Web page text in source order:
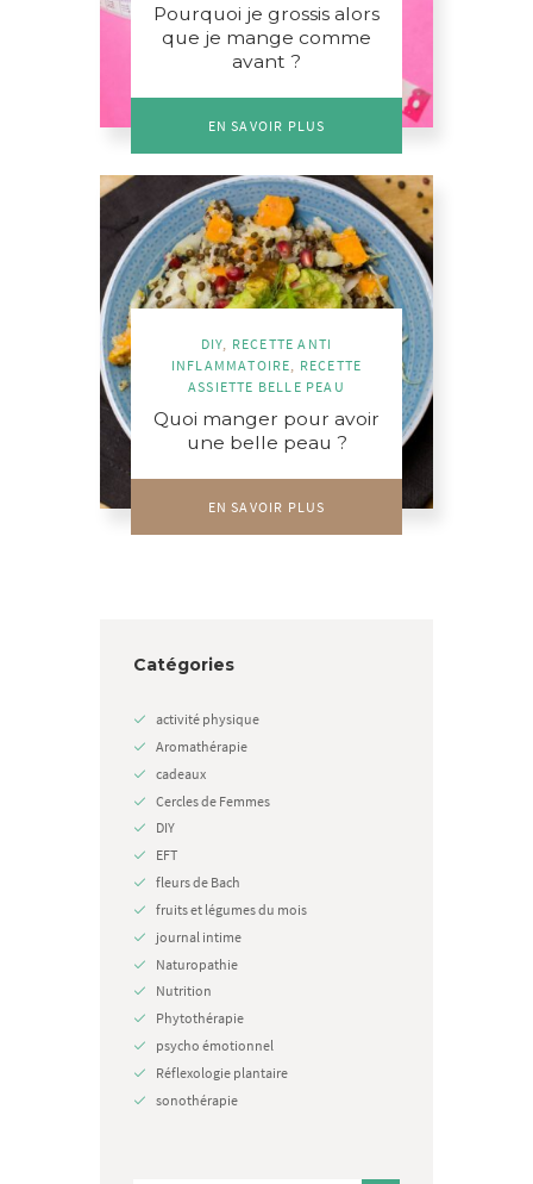
Pourquoi je grossis alors
que je mange comme
avant ?
EN SAVOIR PLUS
DIY RECETTE ANTI
INFLAMMATOIRE
RECETTE
ASSIETTE BELLE PEAU
Quoi manger pour avoir
une belle peau ?
EN SAVOIR PLUS
Catégories
activité physique
Aromathérapie
cadeaux
Cercles de Femmes
DIY
EFT
fleurs de Bach
fruits et légumes du mois
journal intime
Naturopathie
Nutrition
Phytothérapie
psycho émotionnel
Réflexologie plantaire
sonothérapie